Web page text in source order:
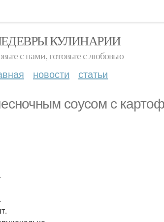
КУЛИНАРИИ
с нами, готовьте с любовью
новости статьи
соусом с